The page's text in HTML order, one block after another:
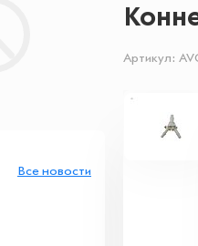
Все новости
Артикул: